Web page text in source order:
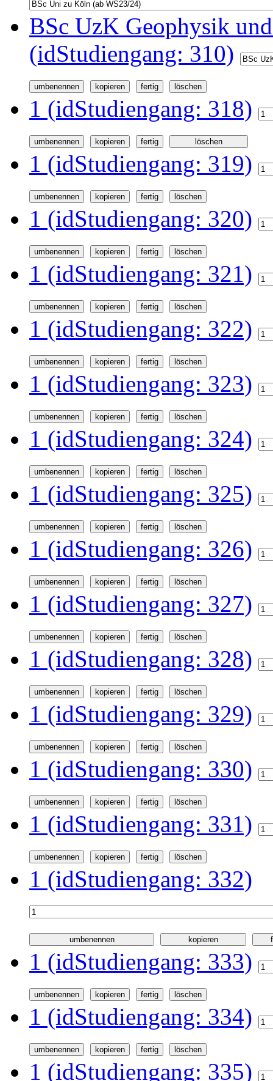
BSc UzK Geophysik
(idStudiengang: 310)
1 (idStudiengang: 318)
1 (idStudiengang: 319)
1 (idStudiengang: 320)
1 (idStudiengang: 321)
1 (idStudiengang: 322)
1 (idStudiengang: 323)
1 (idStudiengang: 324)
1 (idStudiengang: 325)
1 (idStudiengang: 326)
1 (idStudiengang: 327)
1 (idStudiengang: 328)
1 (idStudiengang: 329)
1 (idStudiengang: 330)
1 (idStudiengang: 331)
1 (idStudiengang: 332)
1 (idStudiengang: 333)
1 (idStudiengang: 334)
1 (idStudiengang: 335)